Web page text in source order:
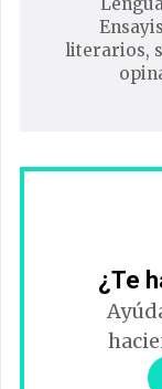
literarios,
¿Te